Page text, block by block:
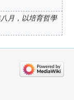
月，以培育哲學